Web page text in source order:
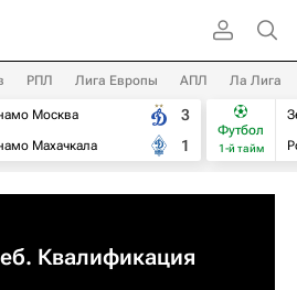
РПЛ Лига Европы АПЛ Ла Лига
Москва
Махачкала
3
1
Футбол
1-й тайм
Квалификация